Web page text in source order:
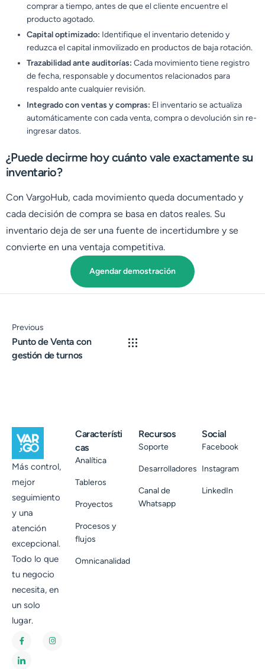
comprar a tiempo, antes de que el cliente encuentre el
producto agotado.
Capital optimizado: Identifique el inventario detenido y
reduzca el capital inmovilizado en productos de baja rotación.
Trazabilidad ante auditorías: Cada movimiento tiene registro
de fecha, responsable y documentos relacionados para
respaldo ante cualquier revisión.
Integrado con ventas y compras: El inventario se actualiza
automáticamente con cada venta, compra o devolución sin re-
ingresar datos.
¿Puede decirme hoy cuánto vale exactamente su
inventario?
Con VargoHub, cada movimiento queda documentado y
cada decisión de compra se basa en datos reales. Su
inventario deja de ser una fuente de incertidumbre y se
convierte en una ventaja competitiva.
Agendar demostración
Previous
Punto de Venta con
gestión de turnos
Más control,
mejor
seguimiento
y una
atención
excepcional.
Todo lo que
tu negocio
necesita, en
un solo
lugar.
Característi
cas
Analítica
Tableros
Proyectos
Procesos y
flujos
Omnicanalidad
Recursos
Soporte
Desarrolladores
Canal de
Whatsapp
Social
Facebook
Instagram
LinkedIn